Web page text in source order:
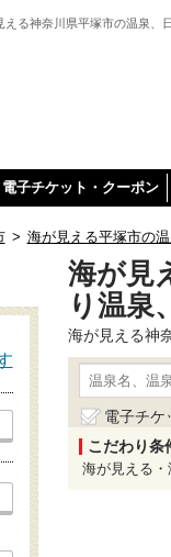
える神奈川県平塚市の温泉、
電子チケット・クーポン
> 海が見える平塚市の
海が見
り温泉
海が見える神
電子チケ
こだわり条
海が見える・